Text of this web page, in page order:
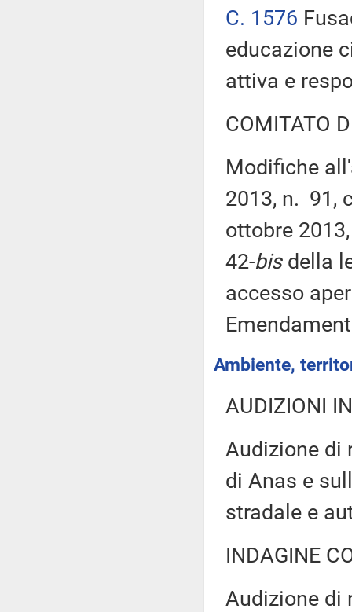
C. 1576
educazione
attiva e
COMITATO
Modifiche
2013, n. 91,
ottobre
42-bisdella
accesso
Ambiente,
AUDIZIONI
Audizione di
di Anas e
stradale e
INDAGINE
Audizione di